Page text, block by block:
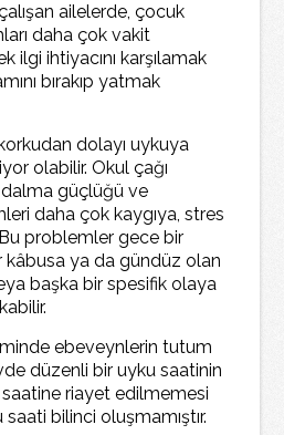
ailelerde, çocuk
daha çok vakit
ilgi ihtiyacını karşılamak
bırakıp yatmak
dolayı uykuya
olabilir. Okul çağı
güçlüğü ve
daha çok kaygıya, stres
Bu problemler gece bir
kâbusa ya da gündüz olan
başka bir spesifik olaya
ebeveynlerin tutum
düzenli bir uyku saatinin
riayet edilmemesi
bilinci oluşmamıştır.